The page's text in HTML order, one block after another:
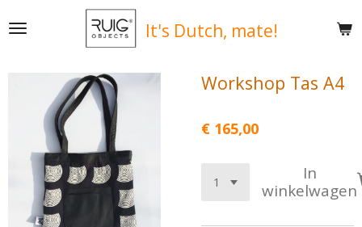
direct
hoofdinhoud
It's Dutch, mate!
Workshop Tas A4
€ 165,00
In
winkelwagen